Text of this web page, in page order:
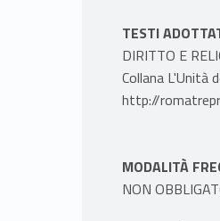
TESTI
DIRITTO E
Collana L'Unità
http://
MODALITÀ
NON